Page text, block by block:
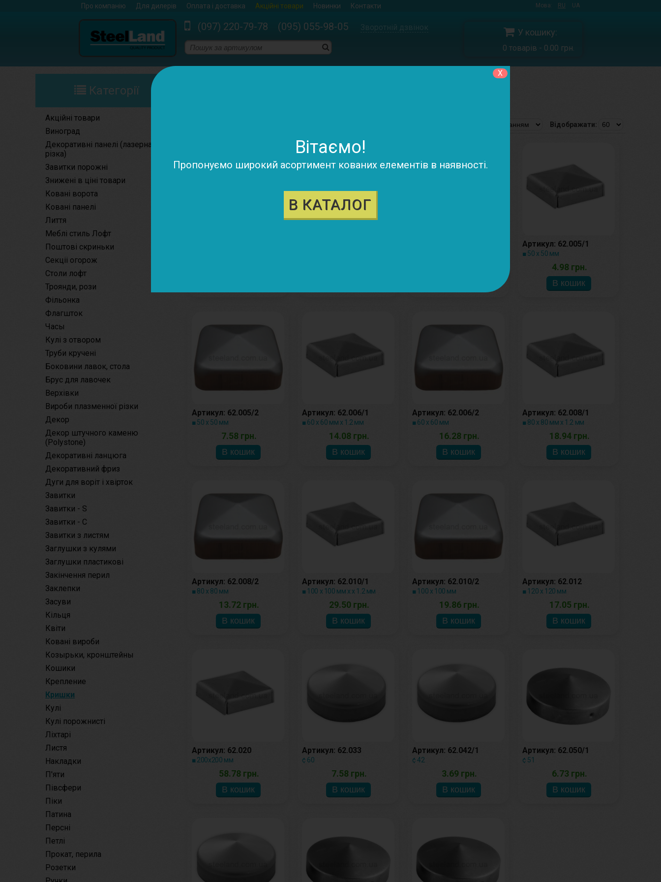
Про компанію Для дилерів Оплата і доставка Акційні товари Новинки Контакти Мова: RU UA
(097) 220-79-78 (095) 055-98-05 Зворотній дзвінок У кошику:
0 товарів - 0.00 грн.
Категорії
Акційні товари
Виноград
Декоративні панелі (лазерна
різка)
Завитки порожні
Знижені в ціні товари
Ковані ворота
Ковані панелі
Лиття
Меблі стиль Лофт
Поштові скриньки
Секціі огорож
Столи лофт
Троянди, рози
Фільонка
Флагшток
Часы
Кулі з отвором
Труби кручені
Боковини лавок, стола
Брус для лавочек
Верхівки
Вироби плазменної різки
Декор
Декор штучного каменю
(Polystone)
Декоративні ланцюга
Декоративний фриз
Дуги для воріт і хвірток
Завитки
Завитки - S
Завитки - С
Завитки з листям
Заглушки з кулями
Заглушки пластикові
Закінчення перил
Заклепки
Засуви
Кільця
Квіти
Ковані вироби
Козырьки, кронштейны
Кошики
Крепление
Кришки
Кулі
Кулі порожнисті
Ліхтарі
Листя
Накладки
П'яти
Півсфери
Піки
Патина
Персні
Петлі
Прокат, перила
Розетки
Відображати:
Артикул: 62.005/1
■ 50 х 50 мм
4.98 грн.
Артикул: 62.005/2
■ 50 х 50 мм
7.58 грн.
Артикул: 62.006/1
■ 60 х 60 мм х 1.2 мм
14.08 грн.
Артикул: 62.006/2
■ 60 х 60 мм
16.28 грн.
Артикул: 62.008/1
■ 80 х 80 мм х 1.2 мм
18.94 грн.
Артикул: 62.008/2
■ 80 х 80 мм
13.72 грн.
Артикул: 62.010/1
■ 100 х 100 мм х х 1.2 мм
29.50 грн.
Артикул: 62.010/2
■ 100 х 100 мм
19.86 грн.
Артикул: 62.012
■ 120 х 120 мм
17.05 грн.
Артикул: 62.020
■ 200х200 мм
58.78 грн.
Артикул: 62.033
¢ 60
7.58 грн.
Артикул: 62.042/1
¢ 42
3.69 грн.
Артикул: 62.050/1
¢ 51
6.73 грн.
X
Вітаємо!
Пропонуємо широкий асортимент кованих елементів в наявності.
В КАТАЛОГ